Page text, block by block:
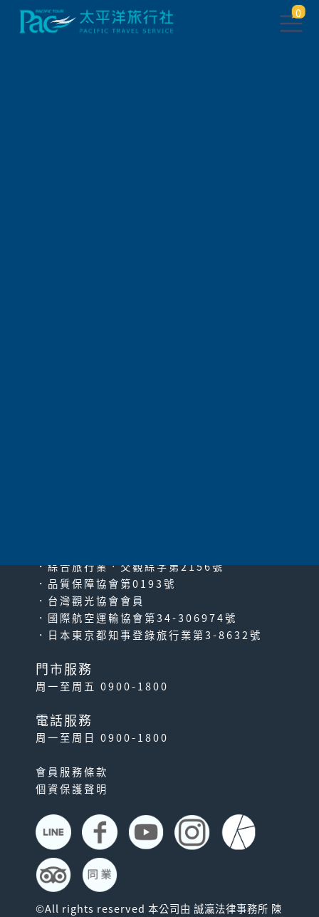
0
．綜合旅行業‧交觀綜字第2156號
．品質保障協會第0193號
．台灣觀光協會會員
．國際航空運輸協會第34-306974號
．日本東京都知事登錄旅行業第3-8632號
門市服務
周一至周五 0900-1800
電話服務
周一至周日 0900-1800
會員服務條款
個資保護聲明
©All rights reserved 本公司由 誠瀛法律事務所 陳